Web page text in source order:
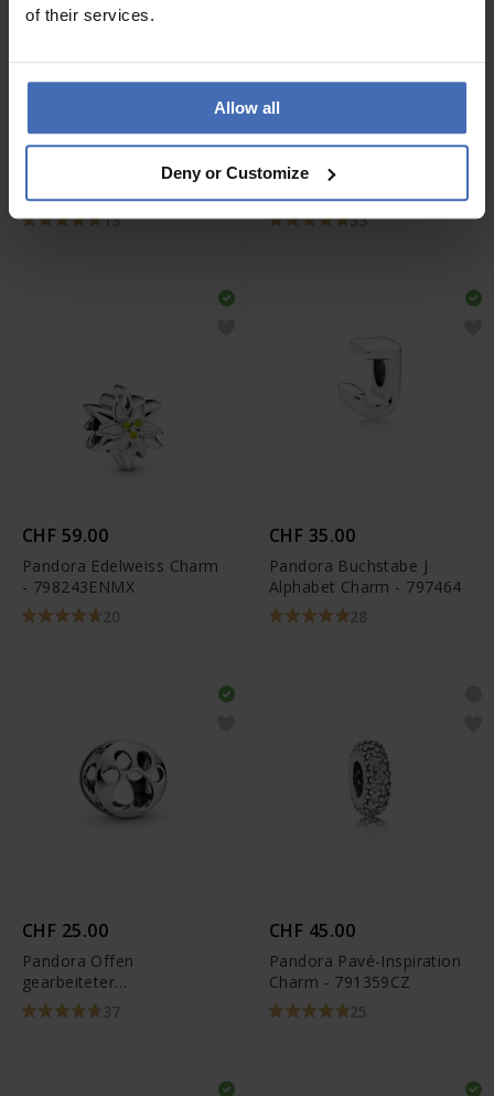
of their services.
Allow all
Deny or Customize
CHF 49.00
Pandora Funkelndes Clip
13
CHF 35.00
Pandora Buchstabe D
33
CHF 59.00
Pandora Edelweiss Charm
- 798243ENMX
20
CHF 35.00
Pandora Buchstabe J
Alphabet Charm - 797464
28
CHF 25.00
Pandora Offen
gearbeiteter
Hundepfotenabdruck
Charm - 798869C00
37
CHF 45.00
Pandora Pavé-Inspiration
Charm - 791359CZ
25